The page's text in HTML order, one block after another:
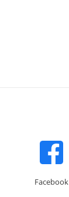
Facebook